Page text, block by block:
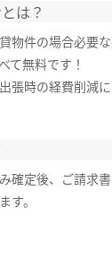
は？
物件の場合必要
て無料です！
張時の経費削減に
確定後、ご請求
す。